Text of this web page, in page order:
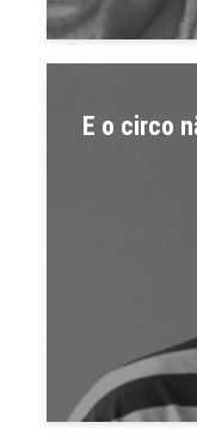
E o circo